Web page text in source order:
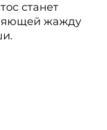
станет
жажду